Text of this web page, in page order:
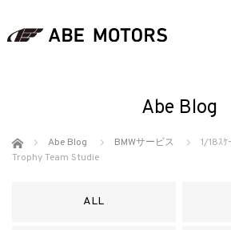
Abe Blog
ホーム Abe Blog BMWサービス
1/18ｽ
Trophy Team Studie
ALL